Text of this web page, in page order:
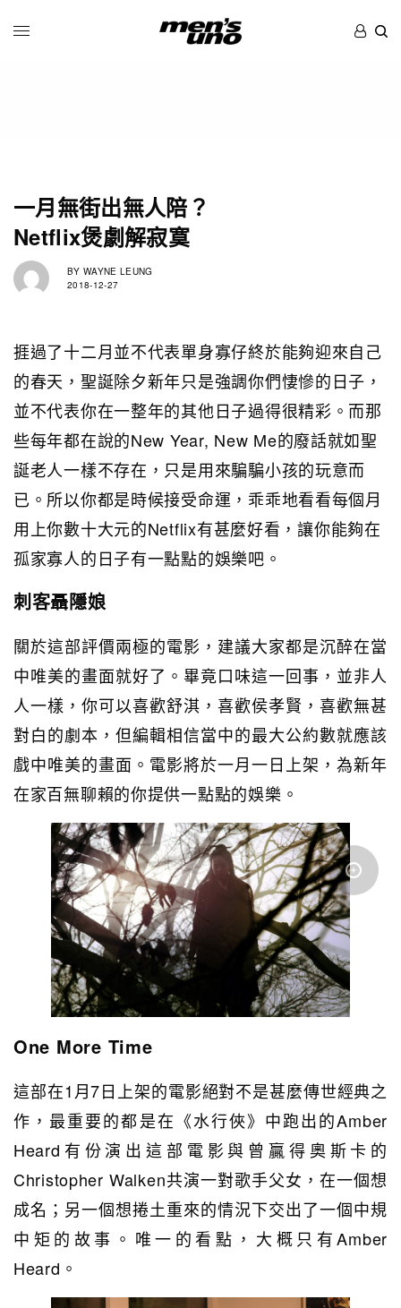
一月無街出無人陪？
Netflix煲劇解寂寞
BY WAYNE LEUNG
2018-12-27
捱過了十二月並不代表單身寡仔終於能夠迎來自己
的春天，聖誕除夕新年只是強調你們悽慘的日子，
並不代表你在一整年的其他日子過得很精彩。而那
些每年都在說的New Year, New Me的廢話就如聖
誕老人一樣不存在，只是用來騙騙小孩的玩意而
已。所以你都是時候接受命運，乖乖地看看每個月
用上你數十大元的Netflix有甚麼好看，讓你能夠在
孤家寡人的日子有一點點的娛樂吧。
刺客聶隱娘
關於這部評價兩極的電影，建議大家都是沉醉在當
中唯美的畫面就好了。畢竟口味這一回事，並非人
人一樣，你可以喜歡舒淇，喜歡侯孝賢，喜歡無甚
對白的劇本，但編輯相信當中的最大公約數就應該
戲中唯美的畫面。電影將於一月一日上架，為新年
在家百無聊賴的你提供一點點的娛樂。
One More Time
這部在1月7日上架的電影絕對不是甚麼傳世經典之
作，最重要的都是在《水行俠》中跑出的Amber
Heard有份演出這部電影與曾贏得奧斯卡的
Christopher Walken共演一對歌手父女，在一個想
成名；另一個想捲土重來的情況下交出了一個中規
中矩的故事。唯一的看點，大概只有Amber
Heard。